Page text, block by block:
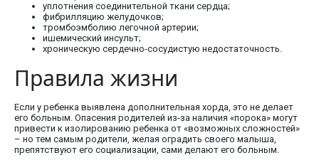
уплотнения соединительной ткани сердца;
фибрилляцию желудочков;
тромбоэмболию легочной артерии;
ишемический инсульт;
хроническую сердечно-сосудистую недостаточность.
Правила жизни
Если у ребенка выявлена дополнительная хорда, это не делает
его больным. Опасения родителей из-за наличия «порока» могут
привести к изолированию ребенка от «возможных сложностей»
– но тем самым родители, желая оградить своего малыша,
препятствуют его социализации, сами делают его больным.